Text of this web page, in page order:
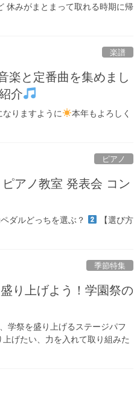
休みがまとまって取れる時期に帰
楽譜
楽と定番曲を集めまし
介
りますように
本年もよろしく
ピアノ
ピアノ教室 発表会 コン
ダルどっちを選ぶ？
【選び方
季節特集
り上げよう！学園祭の
学祭を盛り上げるステージパフ
げたい、力を入れて取り組みた